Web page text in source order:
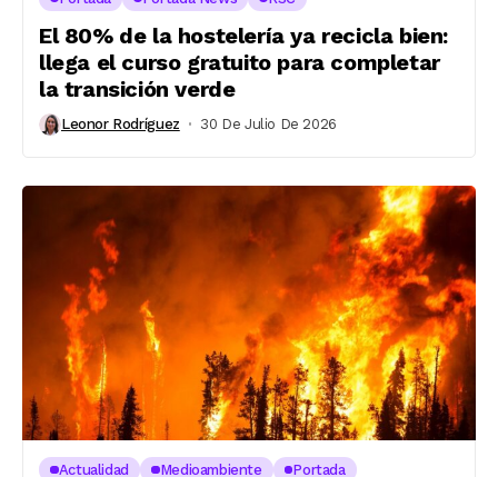
El 80% de la hostelería ya recicla bien:
llega el curso gratuito para completar
la transición verde
Leonor Rodríguez 30 De Julio De 2026
Actualidad Medioambiente
Portada